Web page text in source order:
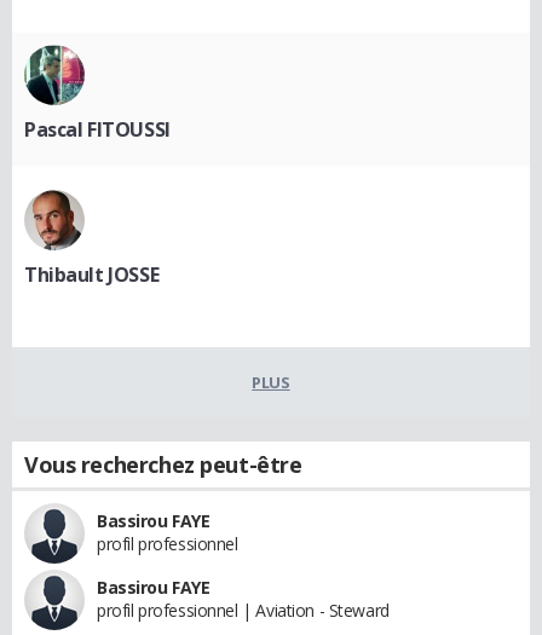
Pascal FITOUSSI
Thibault JOSSE
PLUS
Vous recherchez peut-être
Bassirou FAYE
profil professionnel
Bassirou FAYE
profil professionnel | Aviation - Steward